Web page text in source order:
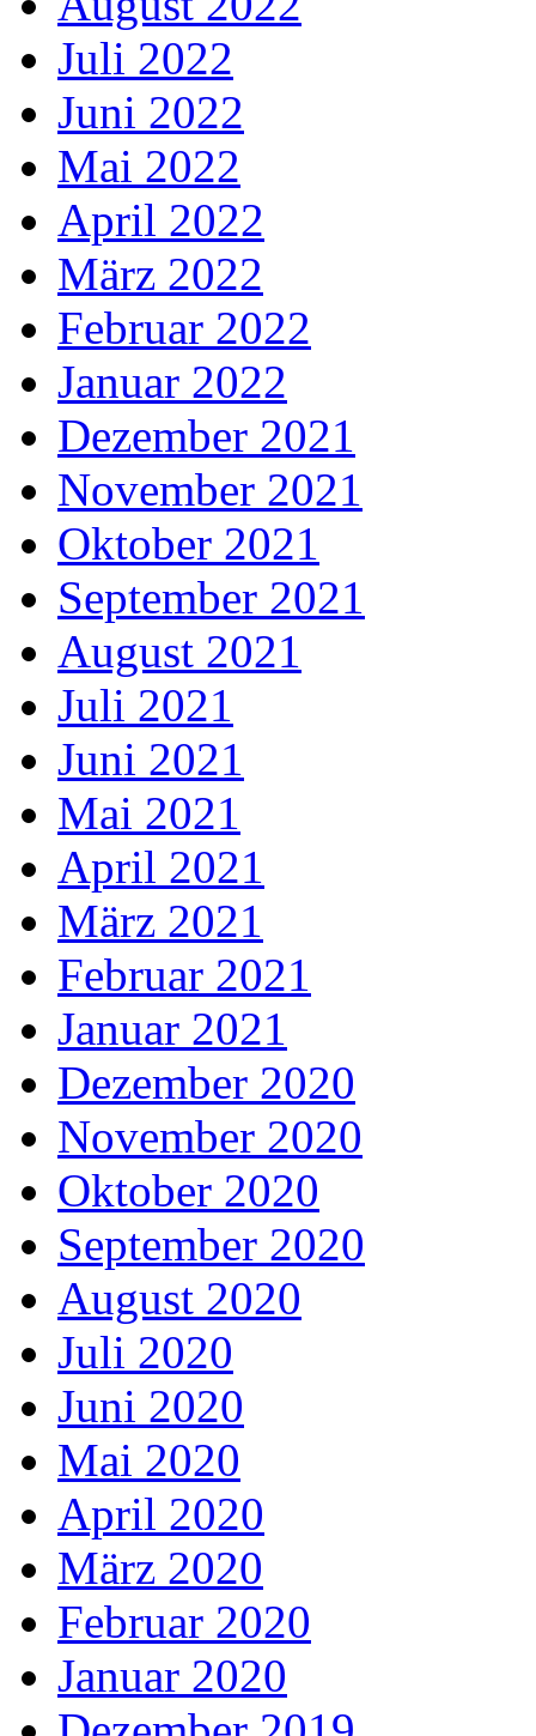
Juli 2022
Juni 2022
Mai 2022
April 2022
März 2022
Februar 2022
Januar 2022
Dezember 2021
November 2021
Oktober 2021
September 2021
August 2021
Juli 2021
Juni 2021
Mai 2021
April 2021
März 2021
Februar 2021
Januar 2021
Dezember 2020
November 2020
Oktober 2020
September 2020
August 2020
Juli 2020
Juni 2020
Mai 2020
April 2020
März 2020
Februar 2020
Januar 2020